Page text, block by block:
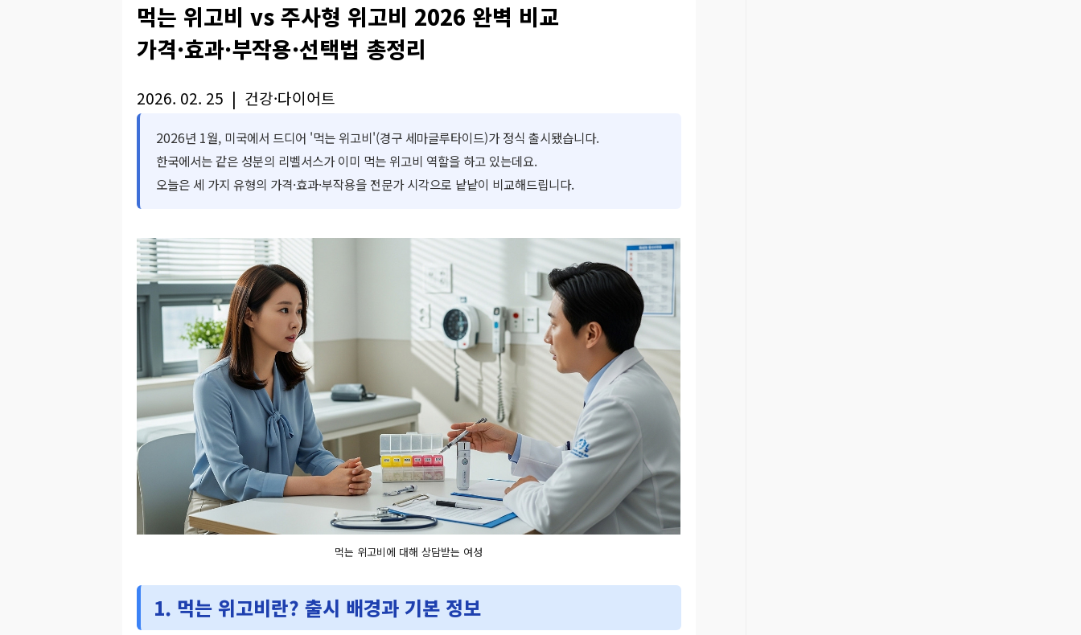
먹는 위고비 vs 주사형 위고비 2026 완벽 비교
가격·효과·부작용·선택법 총정리
2026. 02. 25 | 건강·다이어트
2026년 1월, 미국에서 드디어 '먹는 위고비'(경구 세마글루타이드)가 정식 출시됐습니다.
한국에서는 같은 성분의 리벨서스가 이미 먹는 위고비 역할을 하고 있는데요.
오늘은 세 가지 유형의 가격·효과·부작용을 전문가 시각으로 낱낱이 비교해드립니다.
먹는 위고비에 대해 상담받는 여성
1. 먹는 위고비란? 출시 배경과 기본 정보